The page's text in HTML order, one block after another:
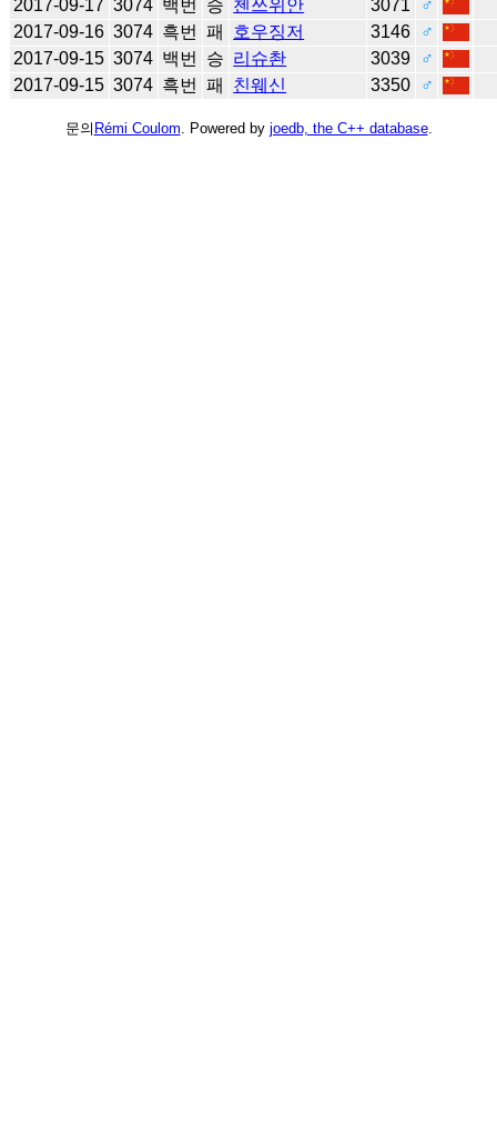
2017-09-17 3074 백번 승 첸쓰위안 3071
♂
2017-09-16 3074 흑번 패 호우징저 3146
♂
2017-09-15 3074 백번 승 리슈촨 3039
♂
2017-09-15 3074 흑번 패 친웨신 3350 ♂
문의 Rémi Coulom . Powered by joedb, the C++ database.